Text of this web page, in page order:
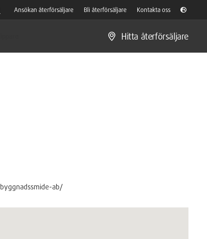
Ansökan återförsäljare Bli återförsäljare Kontakta oss
Hitta återförsäljare
ab/